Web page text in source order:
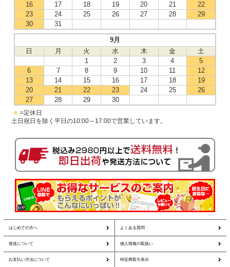
16
17 18 19 20 21
22
23
24 25 26 27 28
29
30
31
9月
日
月 火 水 木 金
土
1
2 3 4
5
6
7 8 9 10 11
12
13
14 15 16 17 18
19
20
21 22 23 24 25
26
27
28 29 30
■ =定休日
土日祝日を除く平日の10:00～17:00で営業しています。
はじめての方へ よくある質問
発送について 個人情報の取扱い
お支払い方法について 特定商取引表示